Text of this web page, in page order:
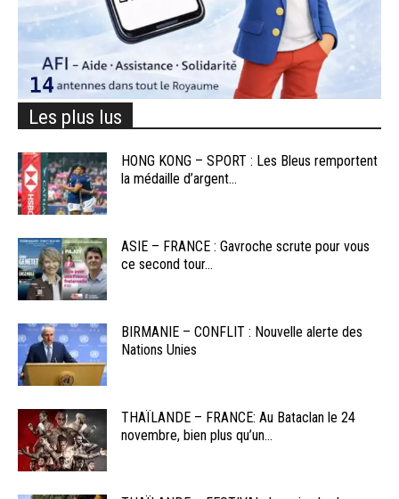
Les plus lus
HONG KONG – SPORT : Les Bleus remportent
la médaille d’argent...
ASIE – FRANCE : Gavroche scrute pour vous
ce second tour...
BIRMANIE – CONFLIT : Nouvelle alerte des
Nations Unies
THAÏLANDE – FRANCE: Au Bataclan le 24
novembre, bien plus qu’un...